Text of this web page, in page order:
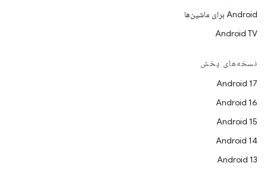
Android برای ماشین‌ها
Android TV
نسخه‌های پخش
Android 17
Android 16
Android 15
Android 14
Android 13